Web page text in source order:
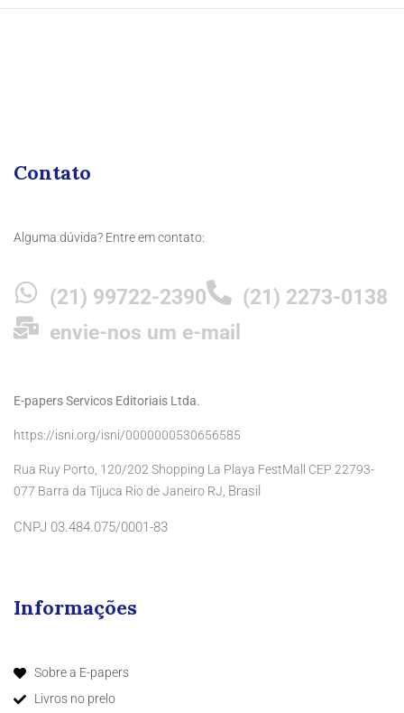
Contato
Alguma dúvida? Entre em contato:
(21) 99722-2390
(21) 2273-0138
envie-nos um e-mail
E-papers Servicos Editoriais Ltda.
https://isni.org/isni/0000000530656585
Rua Ruy Porto, 120/202 Shopping La Playa FestMall CEP 22793-
077 Barra da Tijuca Rio de Janeiro RJ, Brasil
CNPJ 03.484.075/0001-83
Informações
Sobre a E-papers
Livros no prelo